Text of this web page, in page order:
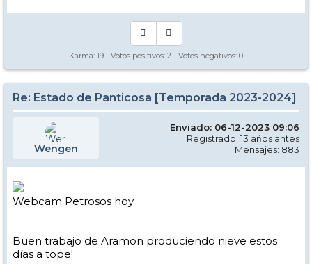
Karma: 19 - Votos positivos: 2 - Votos negativos: 0
Re: Estado de Panticosa [Temporada 2023-2024]
Wengen
Enviado: 06-12-2023 09:06
Registrado: 13 años antes
Mensajes: 883
Webcam Petrosos hoy
Buen trabajo de Aramon produciendo nieve estos
días a tope!